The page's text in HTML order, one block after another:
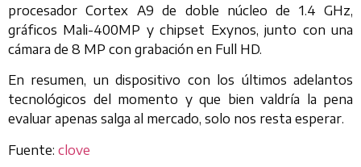
procesador Cortex A9 de doble núcleo de 1.4 GHz,
gráficos Mali-400MP y chipset Exynos, junto con una
cámara de 8 MP con grabación en Full HD.
En resumen, un dispositivo con los últimos adelantos
tecnológicos del momento y que bien valdría la pena
evaluar apenas salga al mercado, solo nos resta esperar.
Fuente: clove